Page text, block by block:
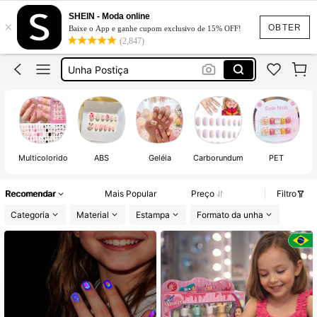
OBTER
×
SHEIN - Moda online
Baixe o App e ganhe cupom exclusivo de 15% OFF!
(2,847)
Unhas Postiça Infanti
Maquiagem Infantil
Unha Postiça
Adesivo De Unha
Unhas Postiça Infanti
Multicolorido ABS Geléia Carborundum PET
Recomendar Mais Popular Preço
Filtro
Categoria
Material Estampa Formato da unha